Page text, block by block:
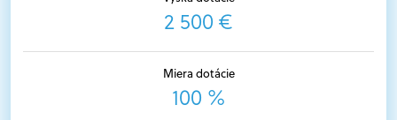
2 500 €
Miera dotácie
100 %